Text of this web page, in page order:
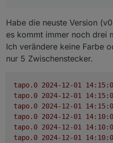
Habe die neuste Version
es kommt immer noch drei
Ich verändere keine Farbe
nur 5 Zwischenstecker.
tapo.0
tapo.0
tapo.0
tapo.0
tapo.0
tapo.0